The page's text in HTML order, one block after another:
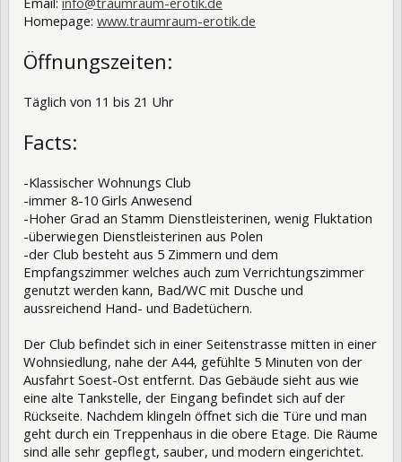
Homepage: www.traumraum-erotik.de
Öffnungszeiten:
Täglich von 11 bis 21 Uhr
Facts:
-Klassischer Wohnungs Club
-immer 8-10 Girls Anwesend
-Hoher Grad an Stamm Dienstleisterinen, wenig Fluktation
-überwiegen Dienstleisterinen aus Polen
-der Club besteht aus 5 Zimmern und dem
Empfangszimmer welches auch zum Verrichtungszimmer
genutzt werden kann, Bad/WC mit Dusche und
aussreichend Hand- und Badetüchern.
Der Club befindet sich in einer Seitenstrasse mitten in einer
Wohnsiedlung, nahe der A44, gefühlte 5 Minuten von der
Ausfahrt Soest-Ost entfernt. Das Gebäude sieht aus wie
eine alte Tankstelle, der Eingang befindet sich auf der
Rückseite. Nachdem klingeln öffnet sich die Türe und man
geht durch ein Treppenhaus in die obere Etage. Die Räume
sind alle sehr gepflegt, sauber, und modern eingerichtet.